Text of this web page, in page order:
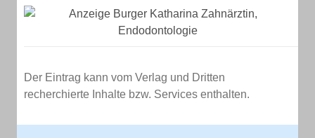
Der Eintrag kann vom Verlag und Dritten
recherchierte Inhalte bzw. Services enthalten.